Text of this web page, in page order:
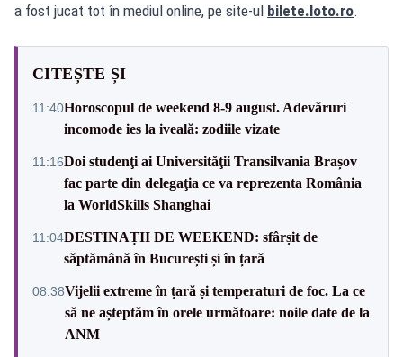
a fost jucat tot în mediul online, pe site-ul bilete.loto.ro.
CITEȘTE ȘI
11:40Horoscopul de weekend 8-9 august. Adevăruri
incomode ies la iveală: zodiile vizate
11:16Doi studenţi ai Universităţii Transilvania Brașov
fac parte din delegaţia ce va reprezenta România
la WorldSkills Shanghai
11:04DESTINAȚII DE WEEKEND: sfârșit de
săptămână în București și în țară
08:38Vijelii extreme în țară și temperaturi de foc. La ce
să ne așteptăm în orele următoare: noile date de la
ANM